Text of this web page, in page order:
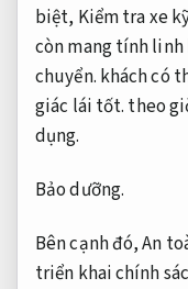
biệt, Kiểm tra xe
còn mang tính linh
chuyển. khách có
giác lái tốt. theo
dụng.
Bảo dưỡng.
Bên cạnh đó,An
triển khai chính